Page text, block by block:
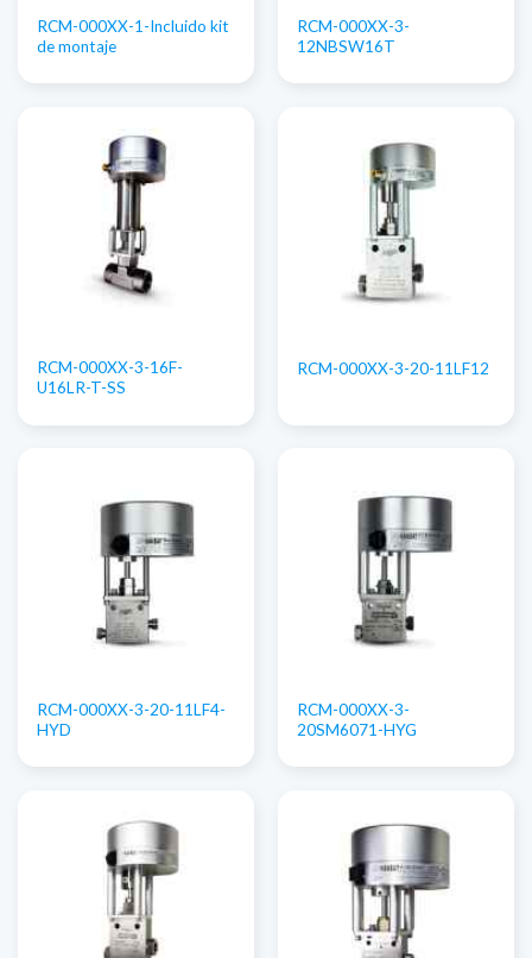
RCM-000XX-1-Incluido kit
de montaje
RCM-000XX-3-
12NBSW16T
RCM-000XX-3-16F-
U16LR-T-SS
RCM-000XX-3-20-11LF12
RCM-000XX-3-20-11LF4-
HYD
RCM-000XX-3-
20SM6071-HYG